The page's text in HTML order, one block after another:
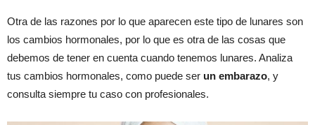
Otra de las razones por lo que aparecen este tipo de lunares son
los cambios hormonales, por lo que es otra de las cosas que
debemos de tener en cuenta cuando tenemos lunares. Analiza
tus cambios hormonales, como puede ser un embarazo, y
consulta siempre tu caso con profesionales.